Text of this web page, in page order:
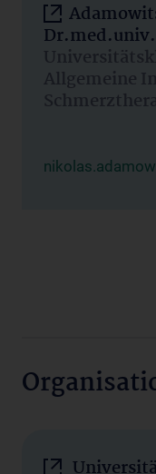
Dr.med.univ.
Allgemeine